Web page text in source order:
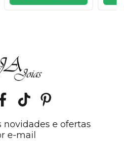
novidades e ofertas
e-mail